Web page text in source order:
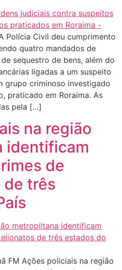
Polícia Civil deu cumprimento
quatro mandados de
sequestro de bens, além do
ligadas a um suspeito
grupo criminoso investigado
praticado em Roraima. As
pela […]
na região
identificam
de
três
FM Ações policiais na região